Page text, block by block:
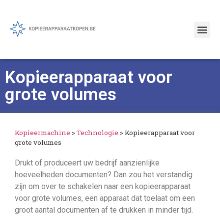
Kopieerapparaat voor
grote volumes
Kopieermachine >Technologie >Kopieerapparaat voor
grote volumes
Drukt of produceert uw bedrijf aanzienlijke
hoeveelheden documenten? Dan zou het verstandig
zijn om over te schakelen naar een kopieerapparaat
voor grote volumes, een apparaat dat toelaat om een
groot aantal documenten af te drukken in minder tijd.